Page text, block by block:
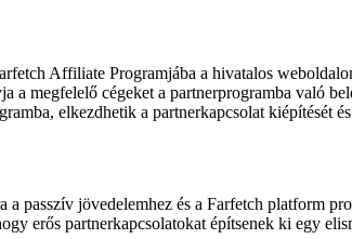
Affiliate Programjába a hivatalos
a megfelelő cégeket a partnerprogramba való
elkezdhetik a partnerkapcsolat kiépítését
passzív jövedelemhez és a Farfetch platform
erős partnerkapcsolatokat építsenek ki egy